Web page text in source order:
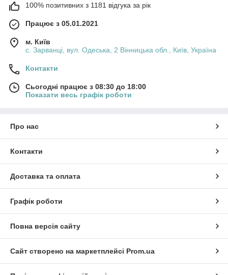
100% позитивних з 1181 відгука за рік
Працює з 05.01.2021
м. Київ
с. Зарванці, вул. Одеська, 2 Вінницька обл., Київ, Україна
Контакти
Сьогодні працює з 08:30 до 18:00
Показати весь графік роботи
Про нас
Контакти
Доставка та оплата
Графік роботи
Повна версія сайту
Сайт створено на маркетплейсі Prom.ua